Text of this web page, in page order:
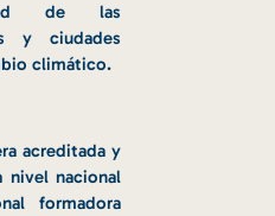
de las
y ciudades
climático.
acreditada y
nivel nacional
formadora